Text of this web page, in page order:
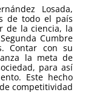
Losada,
de todo el país
de la ciencia, la
Cumbre
Contar con su
la meta de
para así
Este hecho
competitividad